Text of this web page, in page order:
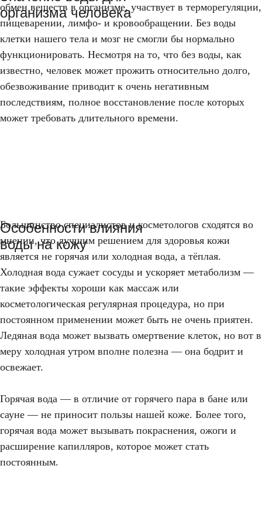
организма человека
обмен веществ в организме, участвует в терморегуляции,
пищеварении, лимфо- и кровообращении. Без воды
клетки нашего тела и мозг не смогли бы нормально
функционировать. Несмотря на то, что без воды, как
известно, человек может прожить относительно долго,
обезвоживание приводит к очень негативным
последствиям, полное восстановление после которых
может требовать длительного времени.
Особенности влияния
воды на кожу
Большинство специалистов и косметологов сходятся во
мнении, что лучшим решением для здоровья кожи
является не горячая или холодная вода, а тёплая.
Холодная вода сужает сосуды и ускоряет метаболизм —
такие эффекты хороши как массаж или
косметологическая регулярная процедура, но при
постоянном применении может быть не очень приятен.
Ледяная вода может вызвать омертвение клеток, но вот в
меру холодная утром вполне полезна — она бодрит и
освежает.
Горячая вода — в отличие от горячего пара в бане или
сауне — не приносит пользы нашей коже. Более того,
горячая вода может вызывать покраснения, ожоги и
расширение капилляров, которое может стать
постоянным.